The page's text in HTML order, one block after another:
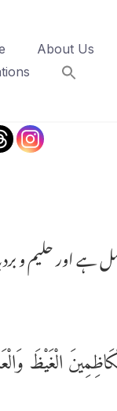
About Us
اور حلیم و
الْغَيْظَ